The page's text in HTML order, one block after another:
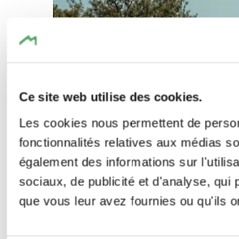
Ce site web utilise des cookies.
Les cookies nous permettent de
fonctionnalités relatives aux médias
également des informations sur
sociaux, de publicité et d'analyse, qui
que vous leur avez fournies ou qu'ils